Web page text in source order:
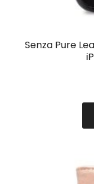
Senza Pure